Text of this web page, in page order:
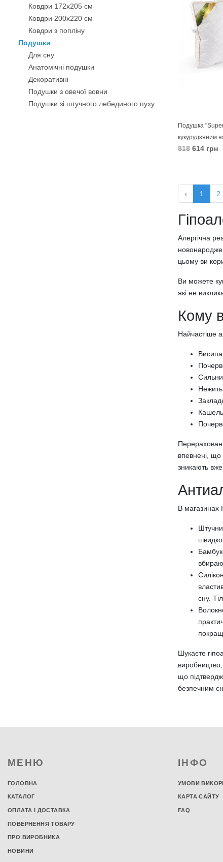
Ковдри 172х205 см
Ковдри 200х220 см
Ковдри з попліну
Подушки
Для сну
Анатомічні подушки
Декоративнi
Подушки з овечої вовни
Подушки зі штучного лебединого пуху
Наматрацники 100х190 см
Наматрацники 130х190 см
Наматрацники 150х190 см
Наматрацники 170х190 см
Наматрацники 100х150 см
Матраци
Подушка
кукурудзяним
818 614 грн
‹ 1 2
Алергічна
цьому ви
Ви можете
які не
Кому
Найчастіше
впевнені, що
зникають вже
В магазинах
швидко
сну.
Шукаєте
що
безпечним
МЕНЮ
ГОЛОВНА
КАТАЛОГ
ОПЛАТА І ДОСТАВКА
ПОВЕРНЕННЯ ТОВАРУ
ПРО ВИРОБНИКА
НОВИНИ
ІНФО
УМОВИ
КАРТА САЙТУ
FAQ